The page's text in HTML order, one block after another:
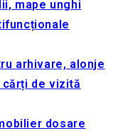
mape unghi
arhivare, alonje
de vizită
dosare